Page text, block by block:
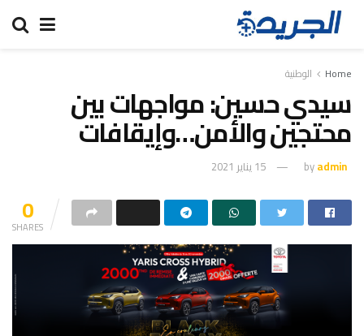
Home الوطنية
سيدي حسين: مواجهات بين
محتجين والأمن…وإيقافات
byadmin 15 يناير 2021
0
SHARES